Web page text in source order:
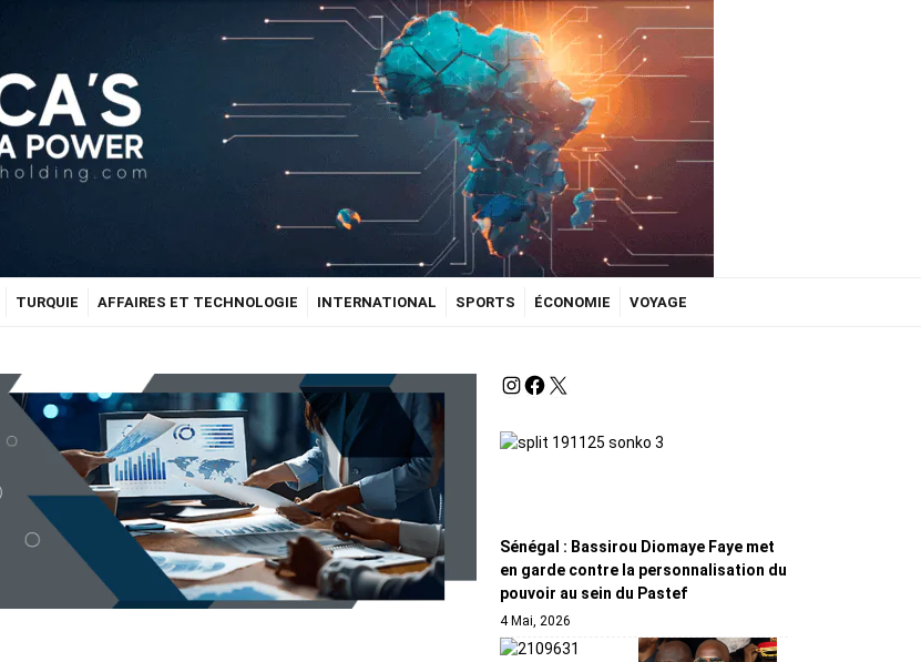
TURQUIE AFFAIRES ET TECHNOLOGIE INTERNATIONAL SPORTS ÉCONOMIE VOYAGE
Sénégal : Bassirou Diomaye Faye met
en garde contre la personnalisation du
pouvoir au sein du Pastef
4 Mai, 2026